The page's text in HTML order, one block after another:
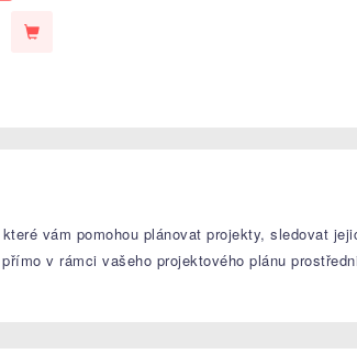
vám pomohou plánovat projekty, sledovat
v rámci vašeho projektového plánu